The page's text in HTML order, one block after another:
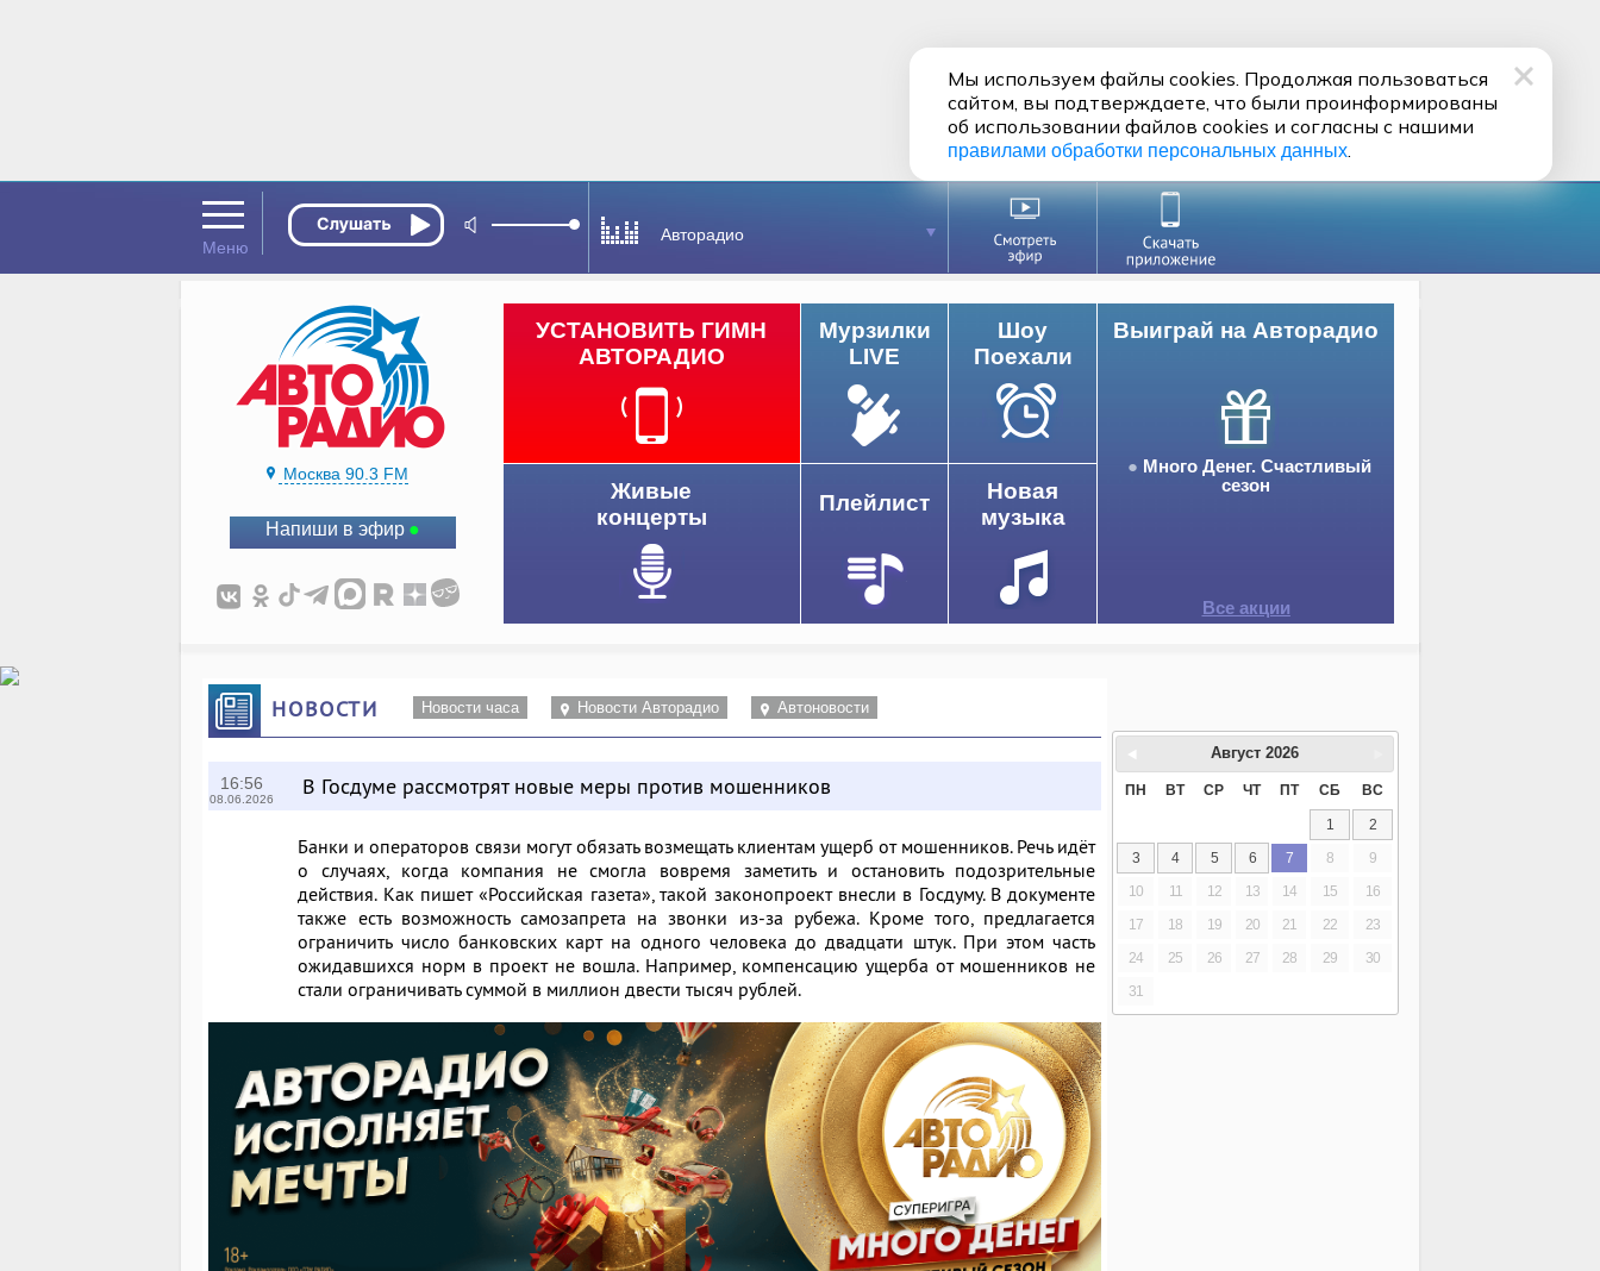
Авторадио
Москва 90.3 FM
Напиши в эфир
Выиграй на Авторадио
Много Денег. Счастливый
сезон
Все акции
УСТАНОВИТЬ ГИМН
АВТОРАДИО
Мурзилки
LIVE
Шоу
Поехали
Живые
концерты
Плейлист
Новая
музыка
НОВОСТИ Новости часа Новости Авторадио Автоновости
16:56
08.06.2026 В Госдуме рассмотрят новые меры против мошенников
Банки и операторов связи могут обязать возмещать клиентам ущерб от мошенников. Речь идёт
о случаях, когда компания не смогла вовремя заметить и остановить подозрительные
действия. Как пишет«Российская газета», такой законопроект внесли в Госдуму. В документе
также есть возможность самозапрета на звонки из-за рубежа. Кроме того, предлагается
ограничить число банковских карт на одного человека до двадцати штук. При этом часть
ожидавшихся норм в проект не вошла. Например, компенсацию ущерба от мошенников не
стали ограничивать суммой в миллион двести тысяч рублей.
Август 2026
ПН ВТ СР ЧТ ПТ СБ ВС
1
2
3
4 5 6 7 8
9
10
11 12 13 14 15
16
17
18 19 20 21 22
23
24
25 26 27 28 29
30
31
Мы используем файлы cookies. Продолжая пользоваться
сайтом, вы подтверждаете, что были проинформированы
об использовании файлов cookies и согласны с нашими
правилами обработки персональных данных.